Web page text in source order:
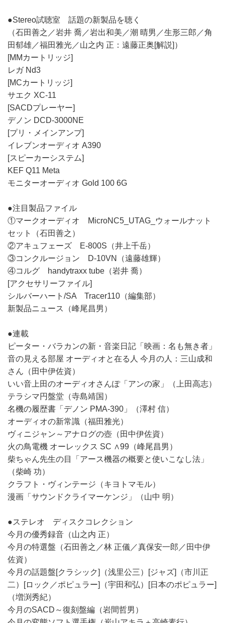
●Stereo試聴室 話題の新製品を聴く
（石田善之／岩井 喬／岩出和美／潮 晴男／生形三郎／角
田郁雄／福田雅光／山之内 正：遠藤正奥[解説]）
[MMカートリッジ]
レガ Nd3
[MCカートリッジ]
サエク XC-11
[SACDプレーヤー]
デノン DCD-3000NE
[プリ・メインアンプ]
イレブンオーディオ A390
[スピーカーシステム]
KEF Q11 Meta
モニターオーディオ Gold 100 6G
●注目製品ファイル
①マークオーディオ MicroNC5_UTAG_ウォールナット
セット（石田善之）
②アキュフェーズ E-800S（井上千岳）
③コンクルージョン D-10VN（遠藤雄輝）
④コルグ handytraxx tube（岩井 喬）
[アクセサリーファイル]
シルバーハート/SA Tracer110（編集部）
新製品ニュース（峰尾昌男）
●連載
ピーター・バラカンの新・音楽日記「映画：名も無き者」
音の見える部屋 オーディオと在る人 今月の人：三山成和
さん（田中伊佐資）
いい音上田のオーディオさんぽ「アンの家」（上田高志）
テラシマ円盤堂（寺島靖国）
名機の履歴書「デノン PMA-390」（澤村 信）
オーディオの新常識（福田雅光）
ヴィニジャン～アナログの壺（田中伊佐資）
火の鳥電機 オーレックス SC ∧99（峰尾昌男）
柴ちゃん先生の目「アース機器の概要と使いこなし法」
（柴崎 功）
クラフト・ヴィンテージ（キヨトマモル）
漫画「サウンドクライマーケンジ」（山中 明）
●ステレオ ディスクコレクション
今月の優秀録音（山之内 正）
今月の特選盤（石田善之／林 正儀／真保安一郎／田中伊
佐資）
今月の話題盤[クラシック]（浅里公三）[ジャズ]（市川正
二）[ロック／ポピュラー]（宇田和弘）[日本のポピュラー]
（増渕秀紀）
今月のSACD～復刻盤編（岩間哲男）